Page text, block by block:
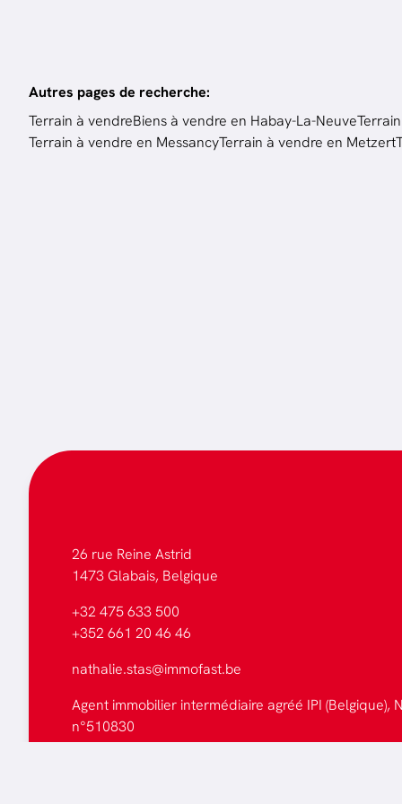
Autres pages de recherche:
Terrain à vendreBiens à vendre en Habay-La-Neuve
Terrain à vendre en MessancyTerrain à vendre en Metzert
26 rue Reine Astrid
1473 Glabais, Belgique
+32 475 633 500
+352 661 20 46 46
nathalie.stas@immofast.be
Agent immobilier intermédiaire agréé IPI (Belgique),
n°510830